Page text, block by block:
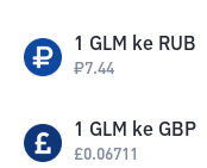
1 GLM ke RUB
₽7.44
1 GLM ke GBP
£0.06711